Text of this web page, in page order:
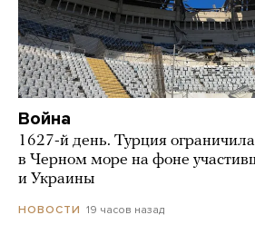
Война
1627-й день. Турция
в Черном море на фоне
и Украины
НОВОСТИ 19 часов назад